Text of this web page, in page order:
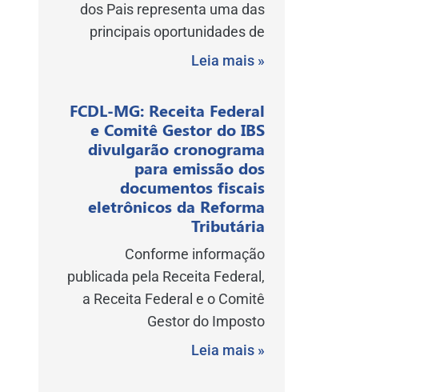
dos Pais representa uma das
principais oportunidades de
Leia mais »
FCDL-MG: Receita Federal
e Comitê Gestor do IBS
divulgarão cronograma
para emissão dos
documentos fiscais
eletrônicos da Reforma
Tributária
Conforme informação
publicada pela Receita Federal,
a Receita Federal e o Comitê
Gestor do Imposto
Leia mais »